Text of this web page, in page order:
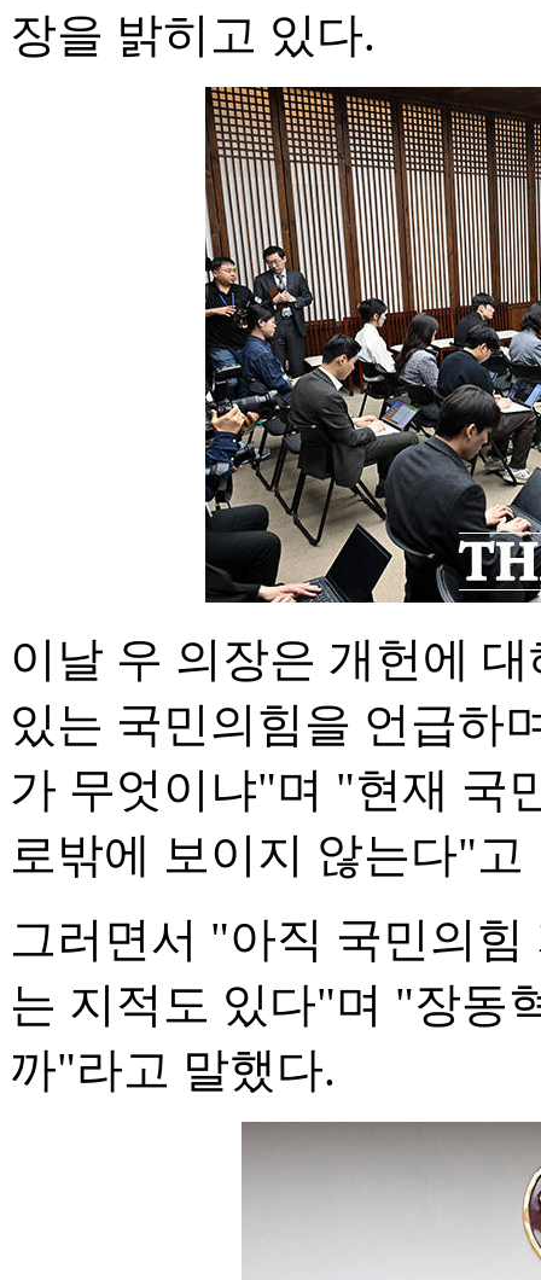
장을 밝히고 있다.
이날 우 의장은 개헌에
있는 국민의힘을 언급하
가 무엇이냐"며 "현재 국
로밖에 보이지 않는다"고
그러면서 "아직 국민의
는 지적도 있다"며 "장동
까"라고 말했다.